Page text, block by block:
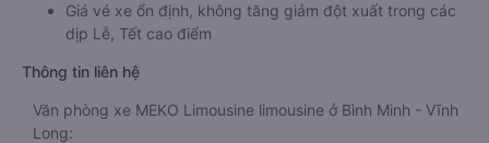
Giá vé xe ổn định, không tăng giảm đột xuất trong các
dịp Lễ, Tết cao điểm
Thông tin liên hệ
Văn phòng xe MEKO Limousine limousine ở Bình Minh - Vĩnh
Long: